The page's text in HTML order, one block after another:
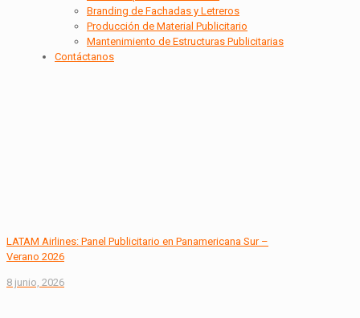
Branding de Fachadas y Letreros
Producción de Material Publicitario
Mantenimiento de Estructuras Publicitarias
Contáctanos
LATAM Airlines: Panel Publicitario en Panamericana Sur –
Verano 2026
8 junio, 2026